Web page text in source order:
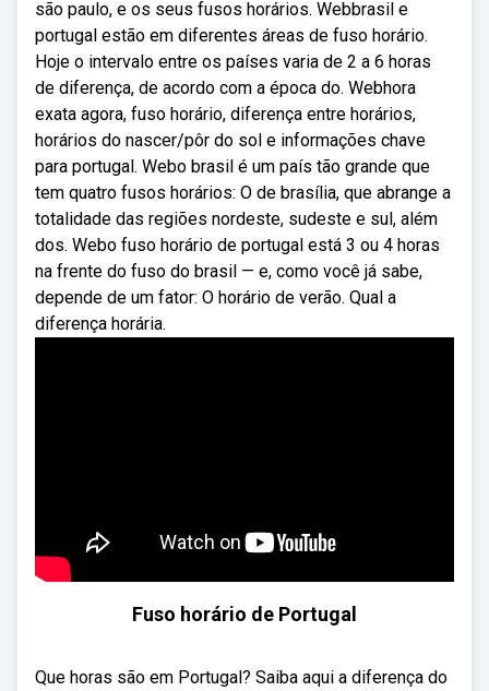
são paulo, e os seus fusos horários. Webbrasil e
portugal estão em diferentes áreas de fuso horário.
Hoje o intervalo entre os países varia de 2 a 6 horas
de diferença, de acordo com a época do. Webhora
exata agora, fuso horário, diferença entre horários,
horários do nascer/pôr do sol e informações chave
para portugal. Webo brasil é um país tão grande que
tem quatro fusos horários: O de brasília, que abrange a
totalidade das regiões nordeste, sudeste e sul, além
dos. Webo fuso horário de portugal está 3 ou 4 horas
na frente do fuso do brasil — e, como você já sabe,
depende de um fator: O horário de verão. Qual a
diferença horária.
Fuso horário de Portugal
Que horas são em Portugal? Saiba aqui a diferença do